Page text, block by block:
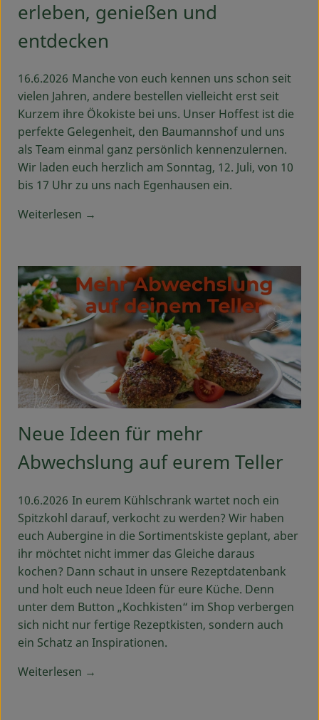
erleben, genießen und
entdecken
16.6.2026 Manche von euch kennen uns schon seit
vielen Jahren, andere bestellen vielleicht erst seit
Kurzem ihre Ökokiste bei uns. Unser Hoffest ist die
perfekte Gelegenheit, den Baumannshof und uns
als Team einmal ganz persönlich kennenzulernen.
Wir laden euch herzlich am Sonntag, 12. Juli, von 10
bis 17 Uhr zu uns nach Egenhausen ein.
Weiterlesen →
Neue Ideen für mehr
Abwechslung auf eurem Teller
10.6.2026 In eurem Kühlschrank wartet noch ein
Spitzkohl darauf, verkocht zu werden? Wir haben
euch Aubergine in die Sortimentskiste geplant, aber
ihr möchtet nicht immer das Gleiche daraus
kochen? Dann schaut in unsere Rezeptdatenbank
und holt euch neue Ideen für eure Küche. Denn
unter dem Button „Kochkisten“ im Shop verbergen
sich nicht nur fertige Rezeptkisten, sondern auch
ein Schatz an Inspirationen.
Weiterlesen →